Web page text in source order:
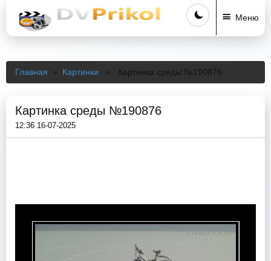
Меню
Главная » Картинки » Картинка среды №190876
Картинка среды №190876
12:36 16-07-2025